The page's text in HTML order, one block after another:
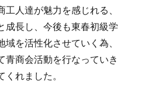
人達が魅力を感じれる、
成長し、今後も東春初級学
を活性化させていく為、
青商会活動を行なっていき
れました。